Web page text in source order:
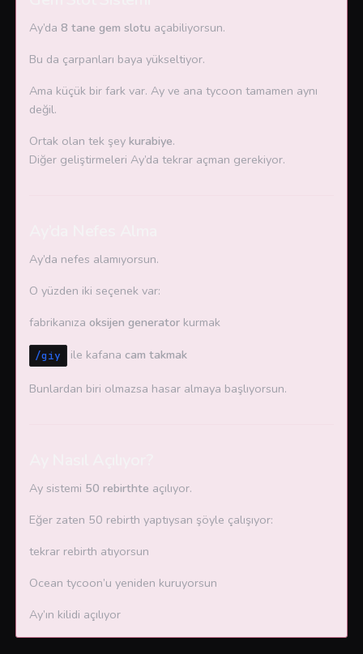
Ay’da 8 tane gem slotu açabiliyorsun.
Bu da çarpanları baya yükseltiyor.
Ama küçük bir fark var. Ay ve ana tycoon tamamen aynı
değil.
Ortak olan tek şey kurabiye.
Diğer geliştirmeleri Ay’da tekrar açman gerekiyor.
Ay’da nefes alamıyorsun.
O yüzden iki seçenek var:
fabrikanıza oksijen generator kurmak
/giy ile kafana cam takmak
Bunlardan biri olmazsa hasar almaya başlıyorsun.
Ay sistemi 50 rebirthte açılıyor.
Eğer zaten 50 rebirth yaptıysan şöyle çalışıyor:
tekrar rebirth atıyorsun
Ocean tycoon’u yeniden kuruyorsun
Ay’ın kilidi açılıyor